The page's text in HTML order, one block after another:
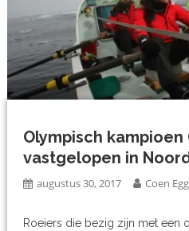
Olympisch kampioen
vastgelopen in
augustus 30, 2017 Coen
Roeiers die bezig zijn met een